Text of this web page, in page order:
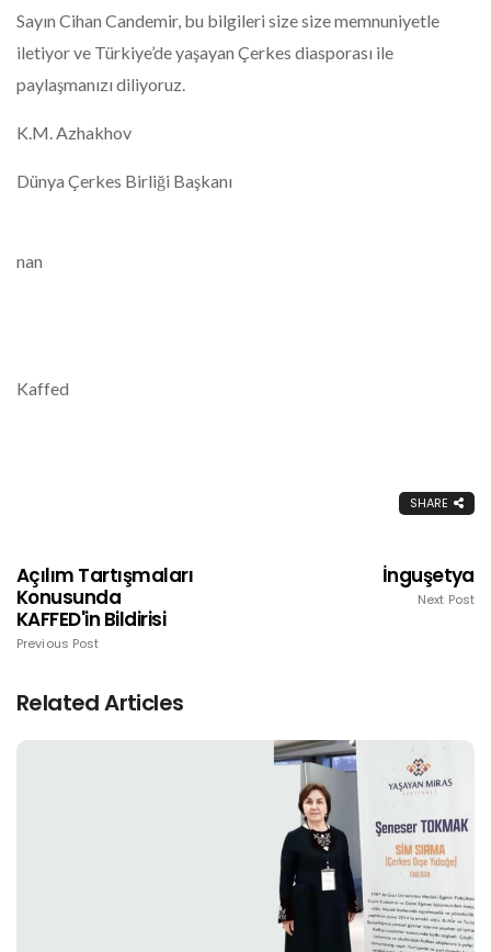
Sayın Cihan Candemir, bu bilgileri size size memnuniyetle
iletiyor ve Türkiye’de yaşayan Çerkes diasporası ile
paylaşmanızı diliyoruz.
K.M. Azhakhov
Dünya Çerkes Birliği Başkanı
nan
Kaffed
SHARE
Açılım Tartışmaları
Konusunda
KAFFED'in Bildirisi
Previous Post
İnguşetya
Next Post
Related Articles